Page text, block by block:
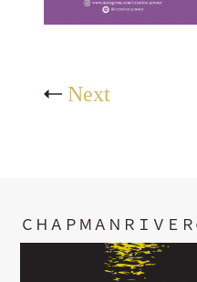
Next
ＣＨＡＰＭＡＮＲＩＶＥ